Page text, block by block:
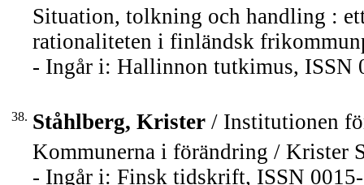
Situation, tolkning och handling :
rationaliteten i finländsk
- Ingår i: Hallinnon tutkimus, ISSN
38. Ståhlberg, Krister / Institutionen
Kommunerna i förändring / Krister
- Ingår i: Finsk tidskrift, ISSN